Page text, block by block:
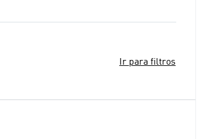
Ir para filtros